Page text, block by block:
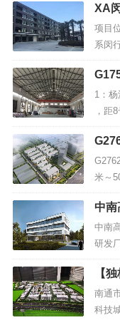
各种
天，
XA
平米
部,
项目
系闵
置得
理科
展中
公里
沪金
G1754 上海市区104工业园
业园
优
1：
，距
层厂
0kva
办公
能源
汽...
出
米～
市溧
西侧
宣高
距离
中南
三层独
认可
中南
研发
用 厂
造6
2、厂
层高
【
区地
城
楼
南通
科技